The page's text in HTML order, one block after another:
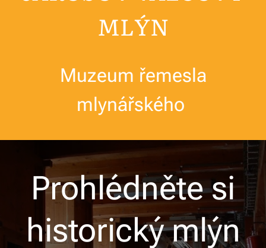
MLÝN
Muzeum řemesla
mlynářského
Prohlédněte si
historický mlýn